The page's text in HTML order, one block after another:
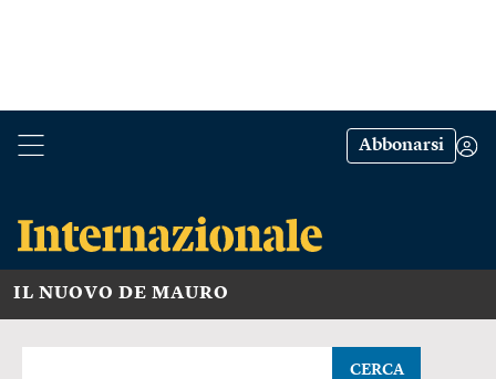
Abbonarsi
IL NUOVO DE MAURO
CERCA